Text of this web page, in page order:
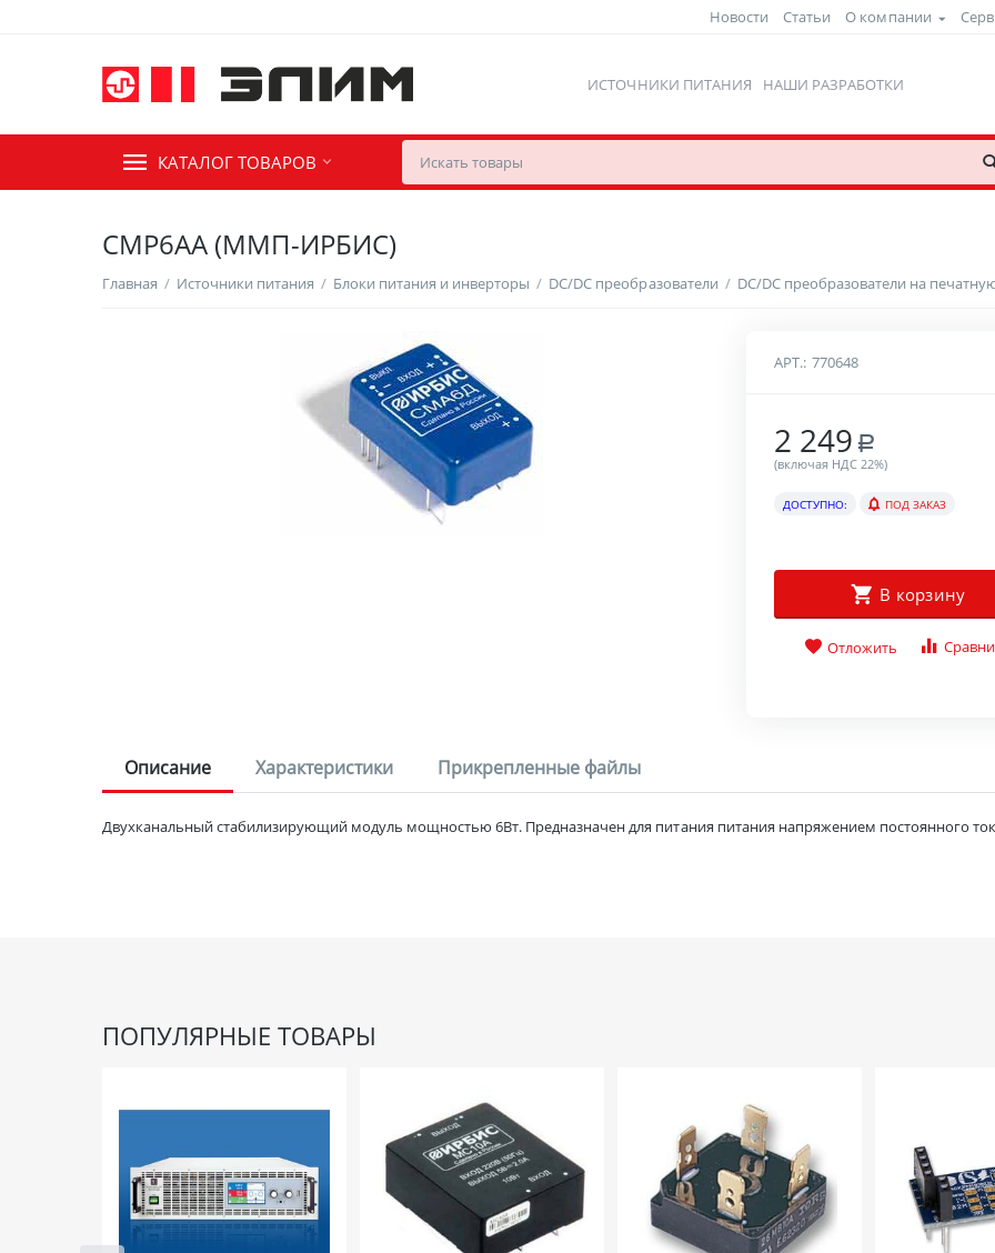
Новости Статьи О компании
ИСТОЧНИКИ ПИТАНИЯ НАШИ РАЗРАБОТКИ
КАТАЛОГ ТОВАРОВ
СМР6АА (ММП-ИРБИС)
Главная / Источники питания / Блоки питания и инверторы / DC/DC преобразователи / DC/DC преобразователи на
АРТ.: 770648
2 249 Р
(включая НДС 22%)
ДОСТУПНО: ПОД ЗАКАЗ
В корзину
Отложить
Описание Характеристики Прикрепленные файлы
Двухканальный стабилизирующий модуль мощностью 6Вт. Предназначен для питания питания напряжением постоянного
ПОПУЛЯРНЫЕ ТОВАРЫ